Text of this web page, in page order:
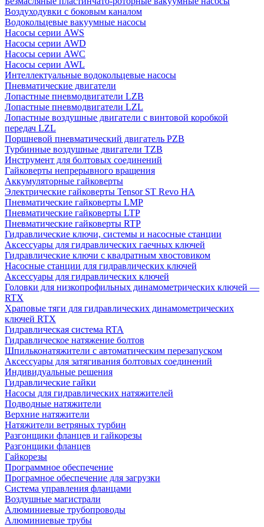
Воздуходувки с боковым каналом
Водокольцевые вакуумные насосы
Насосы серии AWS
Насосы серии AWD
Насосы серии AWC
Насосы серии AWL
Интеллектуальные водокольцевые насосы
Пневматические двигатели
Лопастные пневмодвигатели LZB
Лопастные пневмодвигатели LZL
Лопастные воздушные двигатели с винтовой коробкой
передач LZL
Поршневой пневматический двигатель PZB
Турбинные воздушные двигатели TZB
Инструмент для болтовых соединений
Гайковерты непрерывного вращения
Аккумуляторные гайковерты
Электрические гайковерты Tensor ST Revo HA
Пневматические гайковерты LMP
Пневматические гайковерты LTP
Пневматические гайковерты RTP
Гидравлические ключи, системы и насосные станции
Аксессуары для гидравлических гаечных ключей
Гидравлические ключи с квадратным хвостовиком
Насосные станции для гидравлических ключей
Аксессуары для гидравлических ключей
Головки для низкопрофильных динамометрических ключей —
RTX
Храповые тяги для гидравлических динамометрических
ключей RTX
Гидравлическая система RTA
Гидравлическое натяжение болтов
Шпильконатяжители с автоматическим перезапуском
Аксессуары для затягивания болтовых соединений
Индивидуальные решения
Гидравлические гайки
Насосы для гидравлических натяжителей
Подводные натяжители
Верхние натяжители
Натяжители ветряных турбин
Разгонщики фланцев и гайкорезы
Разгонщики фланцев
Гайкорезы
Программное обеспечение
Програмное обеспечение для загрузки
Система управления фланцами
Воздушные магистрали
Алюминиевые трубопроводы
Алюминиевые трубы